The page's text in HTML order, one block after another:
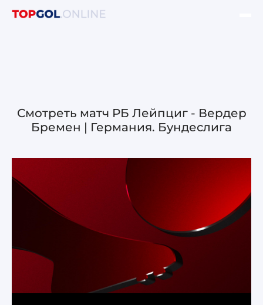
ОБЗОРЫ ЛЧ УЕФА
ОБЗОРЫ ЛЕ УЕФА
Лига чемпионов УЕФА
Лига Европы УЕФА
Лига конференций УЕФА
Лига 1, Чемпионат Франции
Смотреть матч РБ Лейпциг - Вердер
Бремен | Германия. Бундеслига